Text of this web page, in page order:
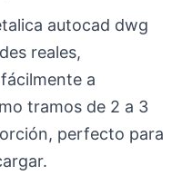
autocad dwg
reales,
a
tramos de 2 a 3
perfecto para